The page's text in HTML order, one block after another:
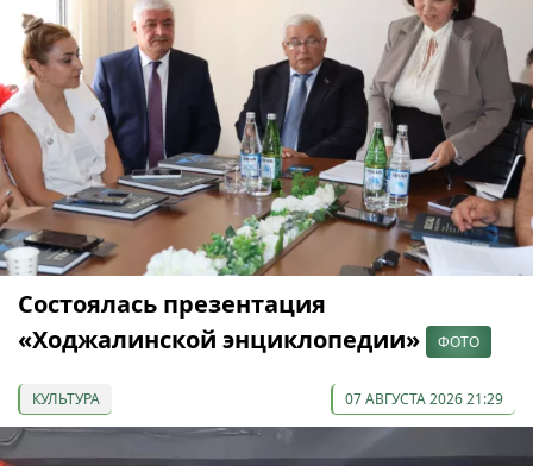
Состоялась презентация
«Ходжалинской энциклопедии»
ФОТО
КУЛЬТУРА 07 АВГУСТА 2026 21:29